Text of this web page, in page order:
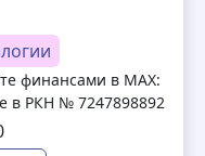
финансами в МАХ:
в РКН № 7247898892